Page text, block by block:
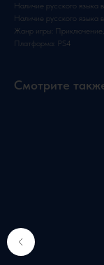
Наличие русского языка
Наличие русского языка
Жанр игры:
Платформа: PS4
Смотрите